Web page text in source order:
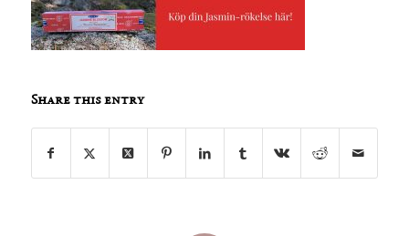
Share this entry